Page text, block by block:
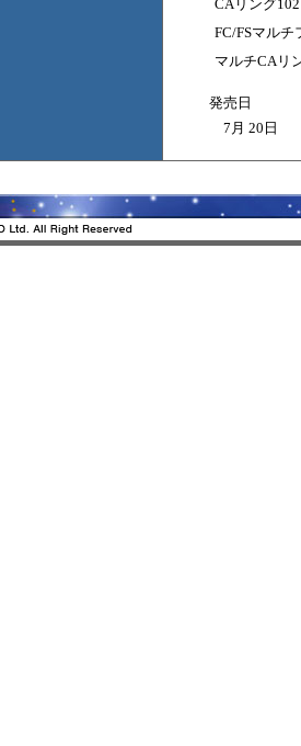
CAリング102
FC/FSマルチ
マルチCAリ
発売日
7月 20日